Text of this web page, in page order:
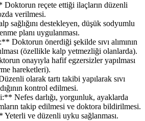
reçete ettiği ilaçların düzenli
verilmesi.
sağlığını destekleyen, düşük sodyumlu
planı uygulanması.
Doktorun önerdiği şekilde sıvı alımının
(özellikle kalp yetmezliği olanlarda).
onayıyla hafif egzersizler yapılması
hareketleri).
olarak tartı takibi yapılarak sıvı
kontrol edilmesi.
Nefes darlığı, yorgunluk, ayaklarda
takip edilmesi ve doktora bildirilmesi.
ve düzenli uyku sağlanması.